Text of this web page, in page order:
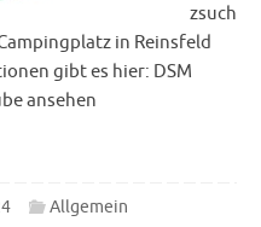
zsuch
in Reinsfeld
gibt es hier: DSM
ansehen
Allgemein